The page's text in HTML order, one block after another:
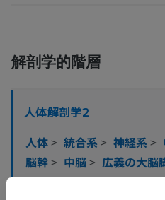
解剖学的階層
人体解剖学2
人体> 統合系> 神経系>
脳幹> 中脳> 広義の大脳